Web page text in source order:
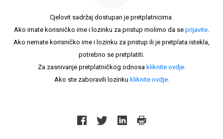
Cjelovit sadržaj dostupan je pretplatnicima.
Ako imate korisničko ime i lozinku za pristup molimo da se prijavite.
Ako nemate korisničko ime i lozinku za pristup ili je pretplata istekla,
potrebno se pretplatiti.
Za zasnivanje pretplatničkog odnosa kliknite ovdje.
Ako ste zaboravili lozinku kliknite ovdje.